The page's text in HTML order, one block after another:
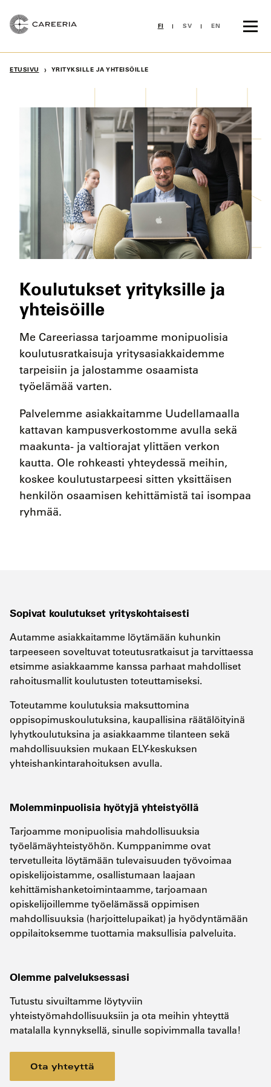
sisältöön
FI SV EN
ETUSIVU › YRITYKSILLE JA YHTEISÖILLE
Koulutukset yrityksille ja
yhteisöille
Me Careeriassa tarjoamme monipuolisia
koulutusratkaisuja yritysasiakkaidemme
tarpeisiin ja jalostamme osaamista
työelämää varten.
Palvelemme asiakkaitamme Uudellamaalla
kattavan kampusverkostomme avulla sekä
maakunta- ja valtiorajat ylittäen verkon
kautta. Ole rohkeasti yhteydessä meihin,
koskee koulutustarpeesi sitten yksittäisen
henkilön osaamisen kehittämistä tai isompaa
ryhmää.
Sopivat koulutukset yrityskohtaisesti
Autamme asiakkaitamme löytämään kuhunkin
tarpeeseen soveltuvat toteutusratkaisut ja tarvittaessa
etsimme asiakkaamme kanssa parhaat mahdolliset
rahoitusmallit koulutusten toteuttamiseksi.
Toteutamme koulutuksia maksuttomina
oppisopimuskoulutuksina, kaupallisina räätälöityinä
lyhytkoulutuksina ja asiakkaamme tilanteen sekä
mahdollisuuksien mukaan ELY-keskuksen
yhteishankintarahoituksen avulla.
Molemminpuolisia hyötyjä yhteistyöllä
Tarjoamme monipuolisia mahdollisuuksia
työelämäyhteistyöhön. Kumppanimme ovat
tervetulleita löytämään tulevaisuuden työvoimaa
opiskelijoistamme, osallistumaan laajaan
kehittämishanketoimintaamme, tarjoamaan
opiskelijoillemme työelämässä oppimisen
mahdollisuuksia (harjoittelupaikat) ja hyödyntämään
oppilaitoksemme tuottamia maksullisia palveluita.
Olemme palveluksessasi
Tutustu sivuiltamme löytyviin
yhteistyömahdollisuuksiin ja ota meihin yhteyttä
matalalla kynnyksellä, sinulle sopivimmalla tavalla!
Ota yhteyttä